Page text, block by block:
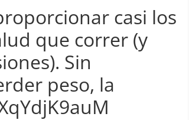
casi los
que correr (y
Sin
peso, la